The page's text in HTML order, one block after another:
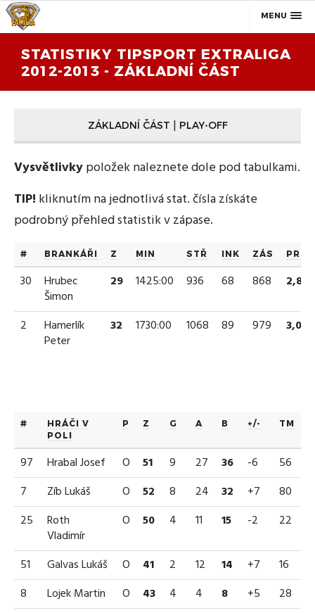
MENU
STATISTIKY TIPSPORT EXTRALIGA
2012-2013 - ZÁKLADNÍ ČÁST
ZÁKLADNÍ ČÁST | PLAY-OFF
Vysvětlivkypoložek naleznete dole pod tabulkami.
TIP! kliknutím na jednotlivá stat. čísla získáte
podrobný přehled statistik v zápase.
# BRANKÁŘI Z MIN STŘ INK ZÁS PRŮ
30
Hrubec
Šimon
29 1425:00 936 68 868 2,86
2
Hamerlík
Peter
32 1730:00 1068 89 979 3,09
#
HRÁČI V
POLI
P Z G A B +/- TM
97 Hrabal Josef O 51 9 27 36 -6
56
7
Zíb Lukáš O 52 8 24 32 +7
80
25
Roth
Vladimír
O 50 4 11 15 -2 22
51 Galvas Lukáš O 41 2 12 14 +7
16
8
Lojek Martin O 43 4 4 8 +5
28